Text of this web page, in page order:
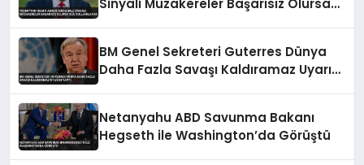
Sinyali Müzakereler Başarısız Olursa
BM Genel Sekreteri Guterres Dünya
Daha Fazla Savaşı Kaldıramaz Uyarısı
Netanyahu ABD Savunma Bakanı
Hegseth ile Washington’da Görüştü